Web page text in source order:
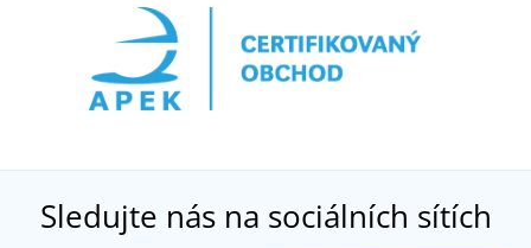
Sledujte nás na sociálních sítích